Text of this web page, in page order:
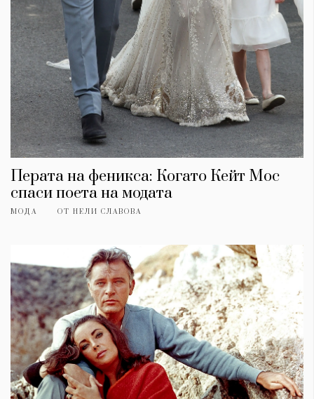
Перата на феникса: Когато Кейт Мос
спаси поета на модата
МОДА ОТ НЕЛИ СЛАВОВА